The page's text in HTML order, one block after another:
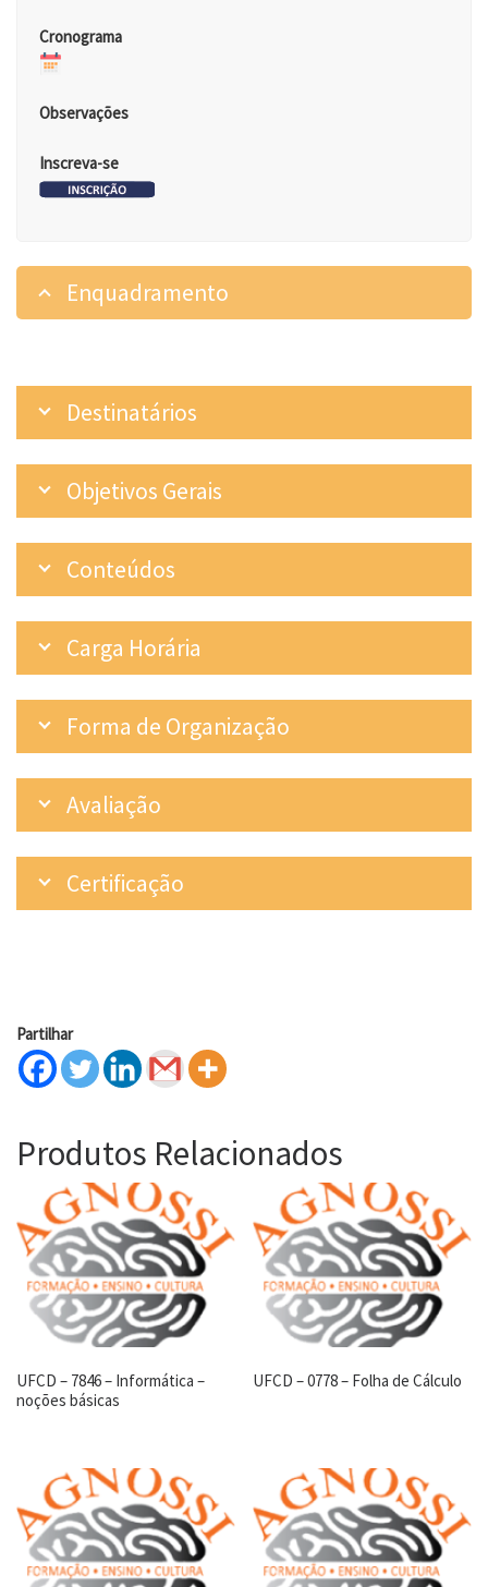
Cronograma
Observações
Inscreva-se
Enquadramento
Destinatários
Objetivos Gerais
Conteúdos
Carga Horária
Forma de Organização
Avaliação
Certificação
Partilhar
Produtos Relacionados
UFCD – 7846 – Informática –
noções básicas
UFCD – 0778 – Folha de Cálculo